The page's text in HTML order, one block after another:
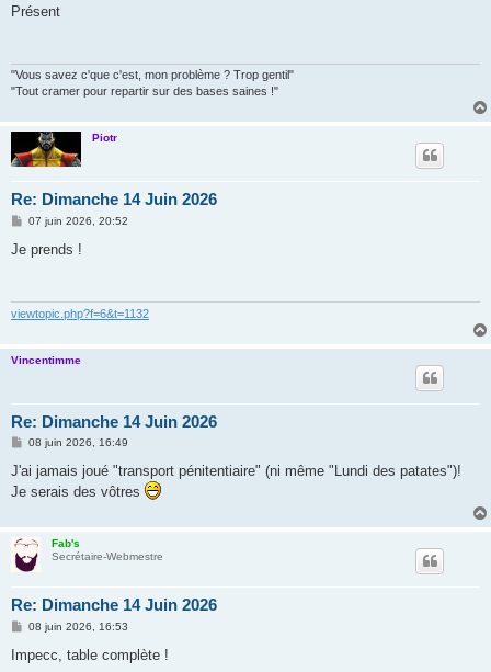
s
Présent
"Vous savez c'que c'est, mon problème ? Trop gentil"
"Tout cramer pour repartir sur des bases saines !"
Piotr
Re: Dimanche 14 Juin 2026
M
s
07 juin 2026, 20:52
Je prends !
viewtopic.php?f=6&t=1132
Vincentimme
Re: Dimanche 14 Juin 2026
M
s
a
08 juin 2026, 16:49
J'ai jamais joué "transport pénitentiaire" (ni même "Lundi des patates")!
Je serais des vôtres
Fab's
Secrétaire-Webmestre
Re: Dimanche 14 Juin 2026
M
s
s
08 juin 2026, 16:53
Impecc, table complète !